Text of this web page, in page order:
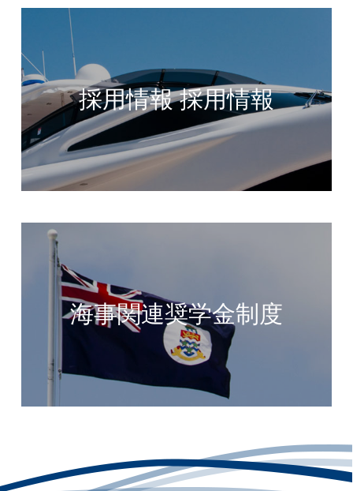
採用情報 採用情報
海事関連奨学金制度